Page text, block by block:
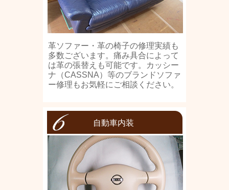
革ソファー・革の椅子の修理実績も
多数ございます。痛み具合によって
は革の張替えも可能です。カッシー
ナ（CASSNA）等のブランドソファ
ー修理もお気軽にご相談ください。
自動車内装